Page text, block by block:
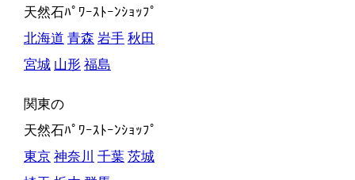
天然石ﾊﾟﾜｰｽﾄｰﾝｼｮｯﾌﾟ
北海道 青森 岩手 秋田
宮城 山形 福島
関東の
天然石ﾊﾟﾜｰｽﾄｰﾝｼｮｯﾌﾟ
東京 神奈川 千葉 茨城